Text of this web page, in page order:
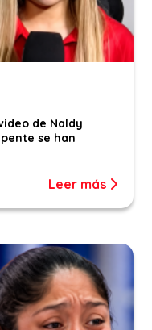
de Naldy
se han
Leer más